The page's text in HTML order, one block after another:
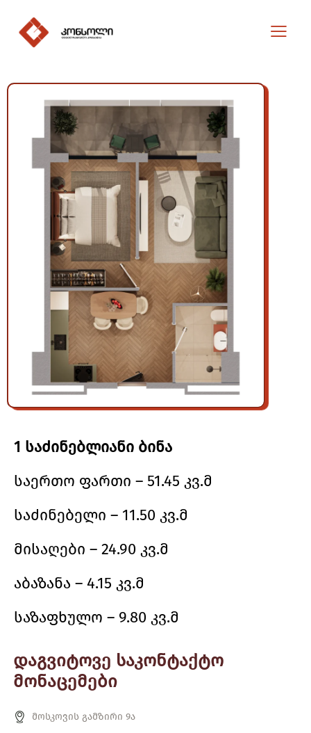
1 საძინებლიანი ბინა
საერთო ფართი – 51.45 კვ.მ
საძინებელი – 11.50 კვ.მ
მისაღები – 24.90 კვ.მ
აბაზანა – 4.15 კვ.მ
საზაფხულო – 9.80 კვ.მ
დაგვიტოვე საკონტაქტო
მონაცემები
მოსკოვის გამზირი 9ა